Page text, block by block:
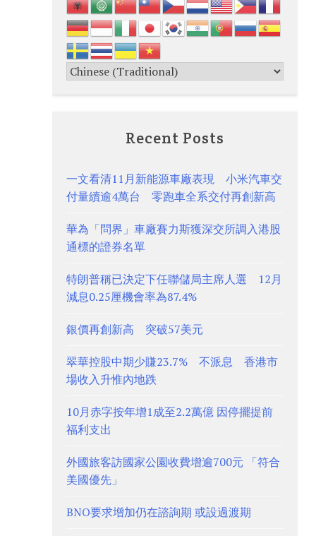
Recent Posts
一文看清11月新能源車廠表現 小米汽車交
付量續逾4萬台 零跑車全系交付再創新高
華為「問界」車廠賽力斯獲深交所調入港股
通標的證券名單
特朗普稱已決定下任聯儲局主席人選 12月
減息0.25厘機會率為87.4%
銀價再創新高 突破57美元
翠華控股中期少賺23.7% 不派息 香港市
場收入升惟內地跌
10月赤字按年增1成至2.2萬億 因停擺提前
福利支出
外國旅客訪國家公園收費增逾700元 「符合
美國優先」
BNO要求增加仍在諮詢期 或設過渡期